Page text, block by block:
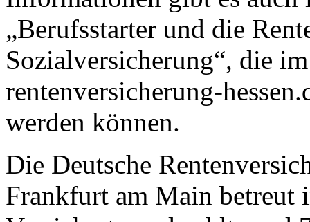
„Berufsstarter und die
Sozialversicherung“, die
rentenversicherung-
werden können.
Die Deutsche
Frankfurt am Main betreut